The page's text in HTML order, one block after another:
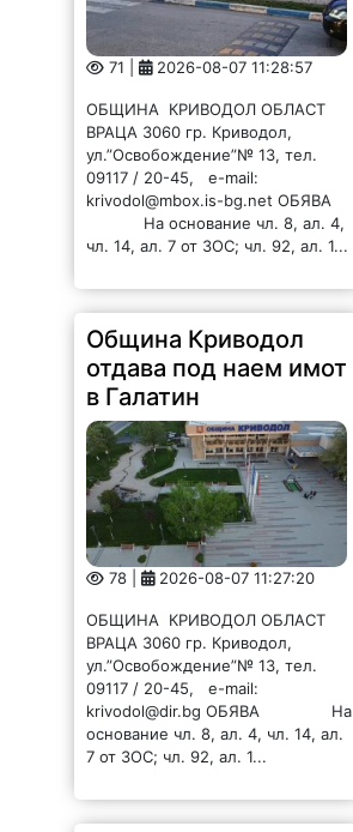
71 | 2026-08-07 11:28:57
ОБЩИНА КРИВОДОЛ ОБЛАСТ
ВРАЦА 3060 гр. Криводол,
ул.”Освобождение”№ 13, тел.
09117 / 20-45, e-mail:
krivodol@mbox.is-bg.net ОБЯВА
На основание чл. 8, ал. 4,
чл. 14, ал. 7 от ЗОС; чл. 92, ал. 1...
Община Криводол
отдава под наем имот
в Галатин
78 | 2026-08-07 11:27:20
ОБЩИНА КРИВОДОЛ ОБЛАСТ
ВРАЦА 3060 гр. Криводол,
ул.”Освобождение”№ 13, тел.
09117 / 20-45, e-mail:
krivodol@dir.bg ОБЯВА На
основание чл. 8, ал. 4, чл. 14, ал.
7 от ЗОС; чл. 92, ал. 1...